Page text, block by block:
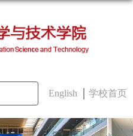
English 学校首页